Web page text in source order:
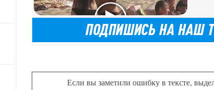
Если вы заметили ошибку в тексте,